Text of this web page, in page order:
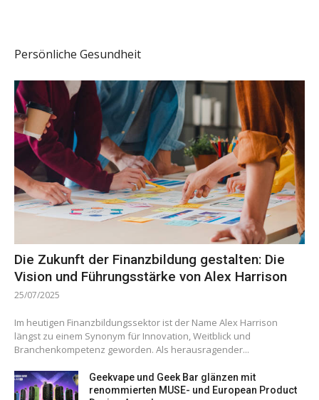
Persönliche Gesundheit
Die Zukunft der Finanzbildung gestalten: Die
Vision und Führungsstärke von Alex Harrison
25/07/2025
Im heutigen Finanzbildungssektor ist der Name Alex Harrison
längst zu einem Synonym für Innovation, Weitblick und
Branchenkompetenz geworden. Als herausragender...
Geekvape und Geek Bar glänzen mit
renommierten MUSE- und European Product